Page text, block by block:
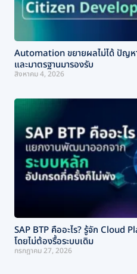
Automation ขยายผลไม่ได้ ปัญ
และมาตรฐานมารองรับ
สิงหาคม 4, 2026
SAP BTP คืออะไร? รู้จัก Cloud
โดยไม่ต้องรื้อระบบเดิม
กรกฎาคม 27, 2026